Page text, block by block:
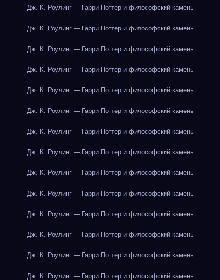
Дж. К. Роулинг — Гарри Поттер и философский камень
Дж. К. Роулинг — Гарри Поттер и философский камень
Дж. К. Роулинг — Гарри Поттер и философский камень
Дж. К. Роулинг — Гарри Поттер и философский камень
Дж. К. Роулинг — Гарри Поттер и философский камень
Дж. К. Роулинг — Гарри Поттер и философский камень
Дж. К. Роулинг — Гарри Поттер и философский камень
Дж. К. Роулинг — Гарри Поттер и философский камень
Дж. К. Роулинг — Гарри Поттер и философский камень
Дж. К. Роулинг — Гарри Поттер и философский камень
Дж. К. Роулинг — Гарри Поттер и философский камень
Дж. К. Роулинг — Гарри Поттер и философский камень
Дж. К. Роулинг — Гарри Поттер и философский камень
Дж. К. Роулинг — Гарри Поттер и философский камень